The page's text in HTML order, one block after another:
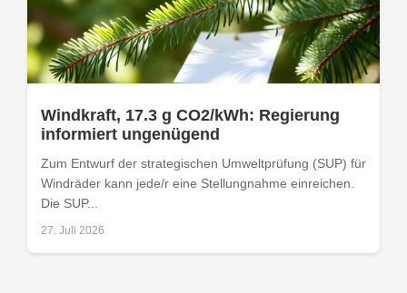
Windkraft, 17.3 g CO2/kWh: Regierung
informiert ungenügend
Zum Entwurf der strategischen Umweltprüfung (SUP) für
Windräder kann jede/r eine Stellungnahme einreichen.
Die SUP...
27. Juli 2026